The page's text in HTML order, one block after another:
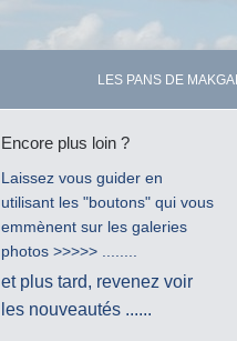
LES PANS DE
Encore plus loin ?
Laissez vous guider en
utilisant les "boutons" qui vous
emmènent sur les galeries
photos >>>>> ........
et plus tard, revenez voir
les nouveautés ......